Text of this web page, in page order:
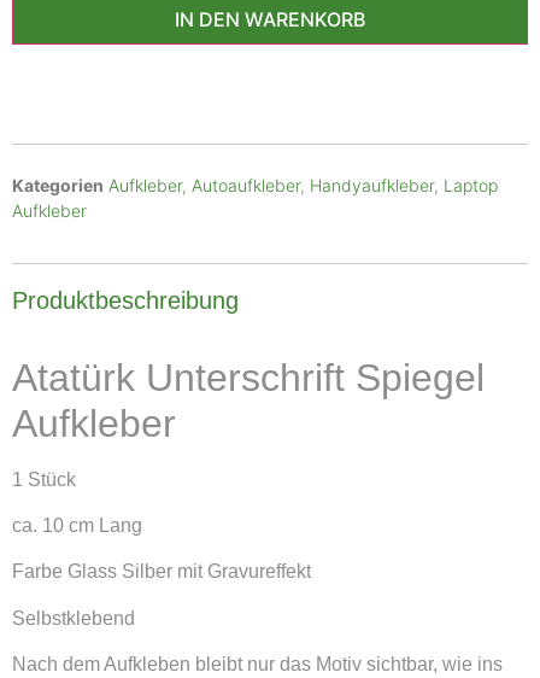
IN DEN WARENKORB
Kategorien Aufkleber, Autoaufkleber, Handyaufkleber, Laptop
Aufkleber
Produktbeschreibung
Atatürk Unterschrift Spiegel
Aufkleber
1 Stück
ca. 10 cm Lang
Farbe Glass Silber mit Gravureffekt
Selbstklebend
Nach dem Aufkleben bleibt nur das Motiv sichtbar, wie ins